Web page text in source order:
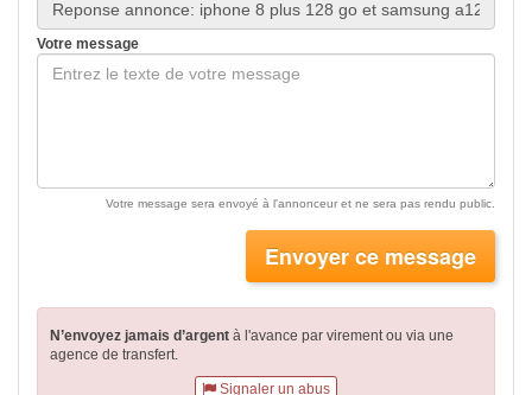
Votre message
Votre message sera envoyé à l'annonceur et ne sera pas rendu public.
Envoyer ce message
N’envoyez jamais d’argent à l'avance par virementou via une
agence de transfert.
Signaler un abus